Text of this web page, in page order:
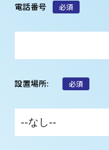
電話番号 必須
設置場所: 必須